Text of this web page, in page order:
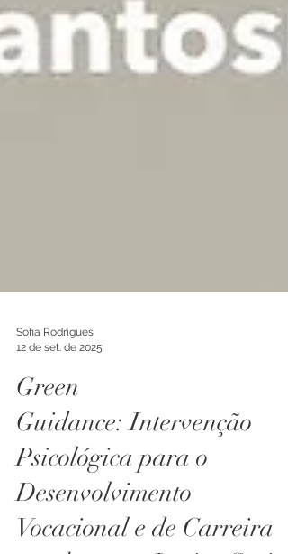
12 de set. de 2025
Green
Guidance: Intervenção
Psicológica para o
Desenvolvimento